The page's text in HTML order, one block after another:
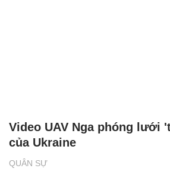
QUÂN SỰ
Video UAV Nga phóng lưới
của Ukraine